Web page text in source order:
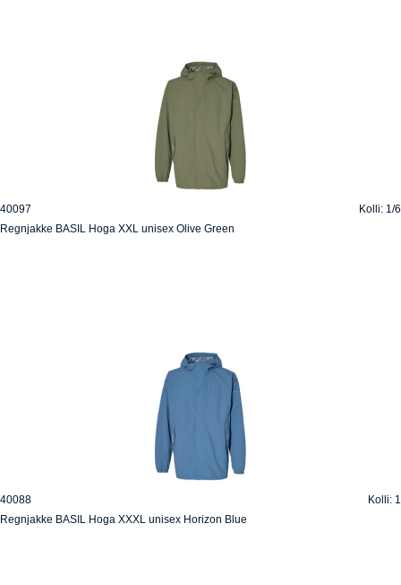
40097
Kolli: 1/6
Regnjakke BASIL Hoga XXL unisex Olive Green
40088
Kolli: 1
Regnjakke BASIL Hoga XXXL unisex Horizon Blue